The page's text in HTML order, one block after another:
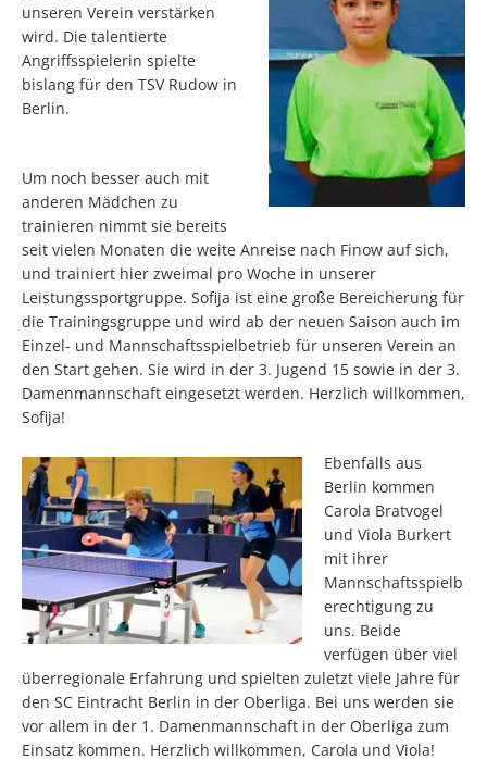
unseren Verein verstärken
wird. Die talentierte
Angriffsspielerin spielte
bislang für den TSV Rudow in
Berlin.
Um noch besser auch mit
anderen Mädchen zu
trainieren nimmt sie bereits
seit vielen Monaten die weite Anreise nach Finow auf sich,
und trainiert hier zweimal pro Woche in unserer
Leistungssportgruppe. Sofija ist eine große Bereicherung für
die Trainingsgruppe und wird ab der neuen Saison auch im
Einzel- und Mannschaftsspielbetrieb für unseren Verein an
den Start gehen. Sie wird in der 3. Jugend 15 sowie in der 3.
Damenmannschaft eingesetzt werden. Herzlich willkommen,
Sofija!
Ebenfalls aus
Berlin kommen
Carola Bratvogel
und Viola Burkert
mit ihrer
Mannschaftsspielb
erechtigung zu
uns. Beide
verfügen über viel
überregionale Erfahrung und spielten zuletzt viele Jahre für
den SC Eintracht Berlin in der Oberliga. Bei uns werden sie
vor allem in der 1. Damenmannschaft in der Oberliga zum
Einsatz kommen. Herzlich willkommen, Carola und Viola!